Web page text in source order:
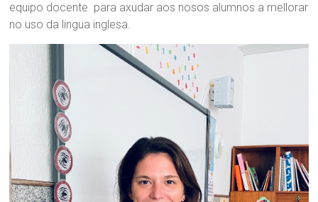
equipo docente para axudar aos nosos alumnos a mellorar
no uso da lingua inglesa.